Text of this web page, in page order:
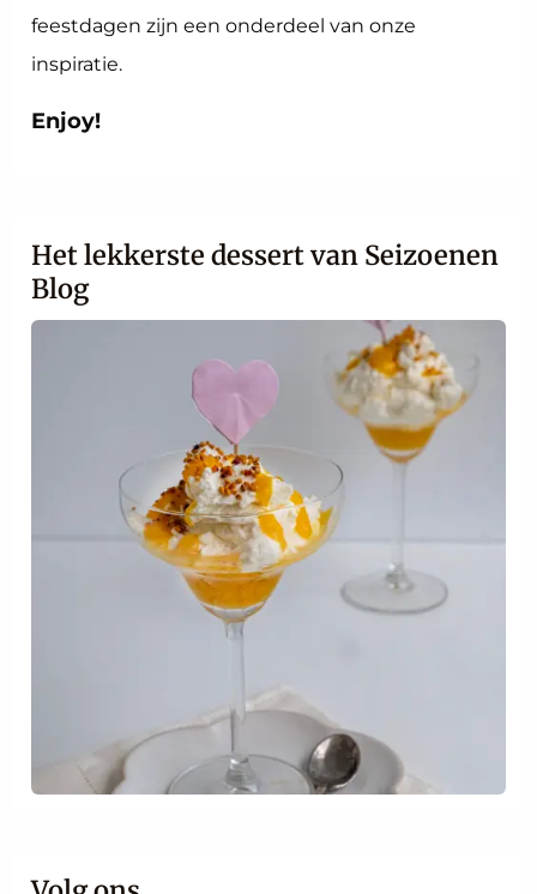
feestdagen zijn een onderdeel van onze
inspiratie.
Enjoy!
Het lekkerste dessert van Seizoenen
Blog